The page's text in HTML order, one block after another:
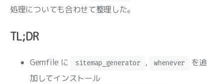
処理についても合わせて整理した。
TL;DR
Gemfile に sitemap_generator , whenever
を追
加してインストール